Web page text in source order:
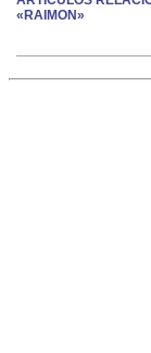
«RAIMON»